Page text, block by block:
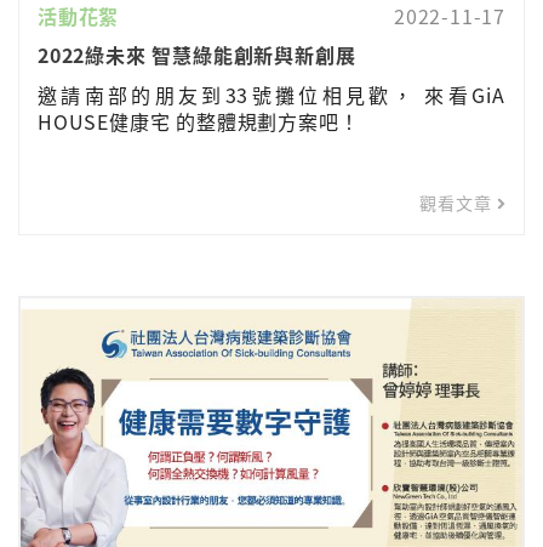
活動花絮
2022-11-17
2022綠未來 智慧綠能創新與新創展
邀請南部的朋友到33號攤位相見歡， 來看GiA
HOUSE健康宅 的整體規劃方案吧！
觀看文章